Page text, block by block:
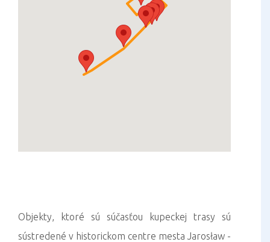
Objekty, ktoré sú súčasťou kupeckej trasy sú
sústredené v historickom centre mesta Jarosław -